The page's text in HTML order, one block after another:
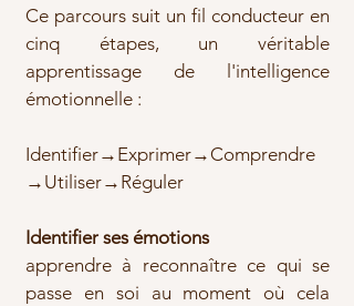
Ce parcours suit un fil conducteur en
cinq étapes, un véritable
apprentissage de l'intelligence
émotionnelle :
Identifier→Exprimer→Comprendre
→Utiliser→Réguler
Identifier ses émotions
apprendre à reconnaître ce qui se
passe en soi au moment où cela